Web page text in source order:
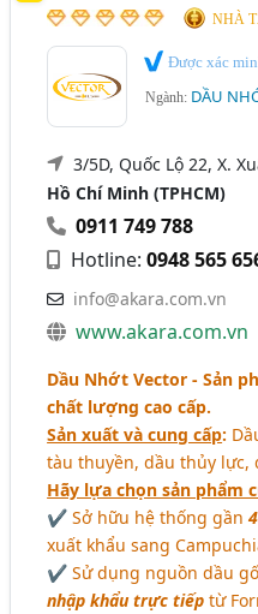
Dầu Nhớt (Shell, Caltex,
Dầu Hộp Số, Nhớt Hộp Số
Ngành xem thêm
Phụ Gia Dầu Nhớt, Phụ
Quảng Ninh
Thanh Hóa
TP. Cần Thơ
Đắk Nông
Bến Tre
Cà Mau
Hải Dương
Long An
Quảng Nam
Quảng
Tiền Giang
Trà Vinh
NHÀ
Được xác
Ngành: DẦU
3/5D, Quốc Lộ 22, X.
Hồ Chí Minh (TPHCM)
0911 749 788
Hotline:0948 565
info@akara.com.vn
www.akara.com.vn
Dầu Nhớt Vector - Sản
chất lượng cao cấp.
Sản xuất và cung cấp:
tàu thuyền, dầu thủy lực,
Hãy lựa chọn sản phẩm
✔ Sở hữu hệ thống gần
xuất khẩu sang
✔ Sử dụng nguồn dầu
nhập khẩu trực tiếp từ